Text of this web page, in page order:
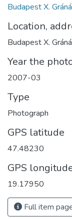
Budapest X.
Location,
Budapest X.
Year the
2007-03
Type
Photograph
GPS latitude
47.48230
GPS
19.17950
Full item